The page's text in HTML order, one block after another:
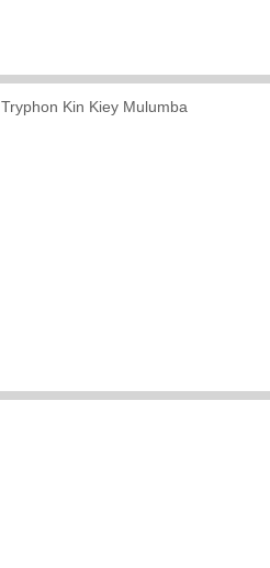
Tryphon Kin Kiey Mulumba